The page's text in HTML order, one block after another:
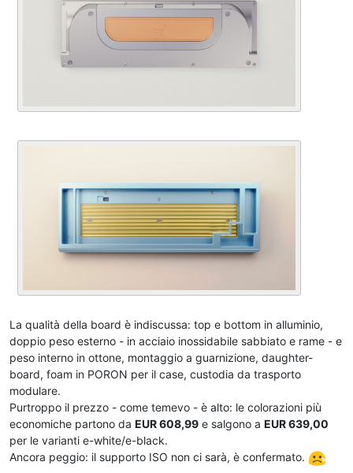
La qualità della board è indiscussa: top e bottom in alluminio,
doppio peso esterno - in acciaio inossidabile sabbiato e rame - e
peso interno in ottone, montaggio a guarnizione, daughter-
board, foam in PORON per il case, custodia da trasporto
modulare.
Purtroppo il prezzo - come temevo - è alto: le colorazioni più
economiche partono da EUR 608,99 e salgono a EUR 639,00
per le varianti e-white/e-black.
Ancora peggio: il supporto ISO non ci sarà, è confermato.